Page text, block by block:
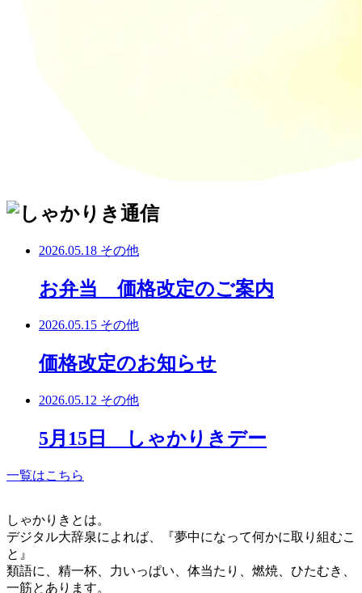
2026.05.18 その他
お弁当 価格改定のご案内
2026.05.15 その他
価格改定のお知らせ
2026.05.12 その他
5月15日 しゃかりきデー
一覧はこちら
しゃかりきとは。
デジタル大辞泉によれば、『夢中になって何かに取り組むこ
と』
類語に、精一杯、力いっぱい、体当たり、燃焼、ひたむき、
一筋とあります。